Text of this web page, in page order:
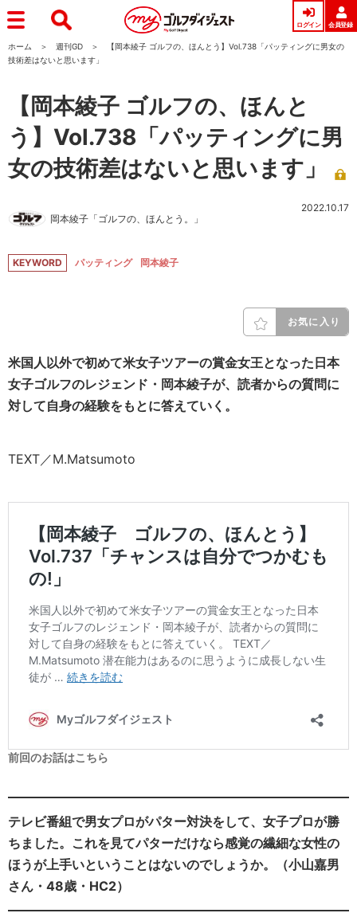
ログイン 会員登録
ホーム 週刊GD
【岡本綾子 ゴルフの、ほんとう】Vol.738「パッティングに男女の
技術差はないと思います」
【岡本綾子 ゴルフの、ほんと
う】Vol.738「パッティングに男
女の技術差はないと思います」
岡本綾子「ゴルフの、ほんとう。」
2022.10.17
KEYWORD パッティング 岡本綾子
お気に入り
米国人以外で初めて米女子ツアーの賞金女王となった日本
女子ゴルフのレジェンド・岡本綾子が、読者からの質問に
対して自身の経験をもとに答えていく。
TEXT／M.Matsumoto
前回のお話はこちら
テレビ番組で男女プロがパター対決をして、女子プロが勝
ちました。これを見てパターだけなら感覚の繊細な女性の
ほうが上手いということはないのでしょうか。（小山嘉男
さん・48歳・HC2）